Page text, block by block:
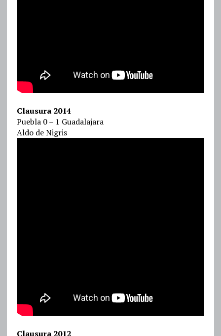
Clausura 2014
Puebla 0 – 1 Guadalajara
Aldo de Nigris
Clausura 2012